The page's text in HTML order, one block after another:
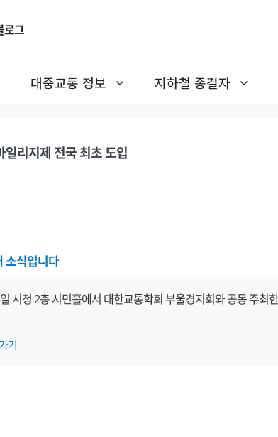
로그
대중교통 정보 지하철 종결자
일리지제 전국 최초 도입
소식입니다
시청 2층 시민홀에서 대한교통학회 부울경지회와 공동 주최
기